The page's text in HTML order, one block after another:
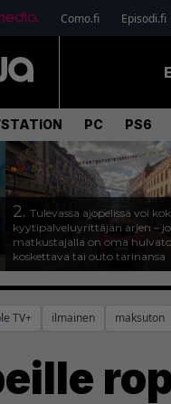
Como.fi Episodi.fi
PC PS6
2. Tulevassa ajopelissä voi
kyytipalveluyrittäjän arjen –
matkustajalla on oma
koskettava tai outo tarinansa
TV+ ilmainen maksuton